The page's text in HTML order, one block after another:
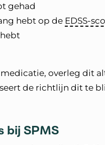
gehad
hebt op de EDSS-
overleg dit
de richtlijn dit te
bij SPMS